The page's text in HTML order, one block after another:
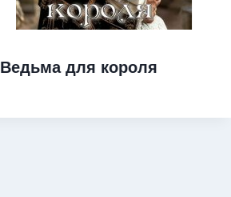
Ведьма для короля